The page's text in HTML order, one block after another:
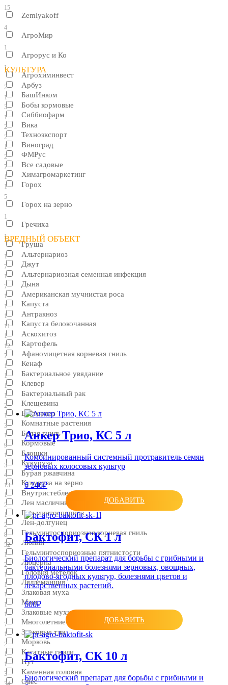
15
Zemlyakoff
4
АгроМир
1
Агрорус и Ко
1
Агрохиминвест
2
БашИнком
3
Сиббиофарм
2
Техноэкспорт
1
ФМРус
7
Химагромаркетинг
1
КУЛЬТУРА
Арбуз
1
Бобы кормовые
1
Вика
2
Виноград
2
Все садовые
1
Горох
5
Горох на зерно
1
Гречиха
1
Груша
1
Джут
1
Дыня
1
Капуста
1
Капуста белокочанная
1
Картофель
7
Кенаф
1
Клевер
1
Клещевина
1
Комнатные растения
1
Кормовые
1
Кукуруза
4
Кукуруза на зерно
1
Лен масличный
1
Лен-долгунец
8
Люпин
1
Люцерна
1
Ляллеманция
1
Маш
1
Многолетние травы
1
Морковь
1
Нут
3
Овес
ВРЕДНЫЙ ОБЪЕКТ
Альтернариоз
7
Альтернариозная семенная инфекция
7
Американская мучнистая роса
1
Антракноз
11
Аскохитоз
12
Афаномицетная корневая гниль
1
Бактериальное увядание
1
Бактериальный рак
2
Бактериоз
3
Белая гниль
9
Блошки
3
Бурая ржавчина
13
Внутристеблевые мухи
2
Гельминтоспориоз
2
Гельминтоспориозная корневая гниль
52
Гельминтоспориозные пятнистости
2
Головня метелок
1
Злаковая муха
1
Злаковые мухи
7
Злаковые тли
2
Кагатные гнили
1
Каменная головня
Анкер Трио, КС 5 л
Комбинированный системный протравитель семян
зерновых колосовых культур
6 240₽
ДОБАВИТЬ
Бактофит, СК 1 л
Биологический препарат для борьбы с грибными и
бактериальными болезнями зерновых, овощных,
плодово-ягодных культур, болезнями цветов и
лекарственных растений.
600₽
ДОБАВИТЬ
Бактофит, СК 10 л
Биологический препарат для борьбы с грибными и